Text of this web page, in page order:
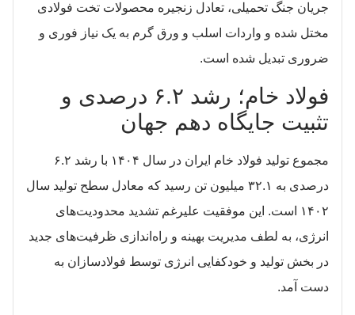
جریان جنگ تحمیلی، تعادل زنجیره محصولات تخت فولادی
مختل شده و واردات اسلب و ورق گرم به یک نیاز فوری و
ضروری تبدیل شده است.
فولاد خام؛ رشد ۶.۲ درصدی و
تثبیت جایگاه دهم جهان
مجموع تولید فولاد خام ایران در سال ۱۴۰۴ با رشد ۶.۲
درصدی به ۳۲.۱ میلیون تن رسید که معادل سطح تولید سال
۱۴۰۲ است. این موفقیت علیرغم تشدید محدودیت‌های
انرژی، به لطف مدیریت بهینه و راه‌اندازی ظرفیت‌های جدید
در بخش تولید و خودکفایی انرژی توسط فولادسازان به
دست آمد.